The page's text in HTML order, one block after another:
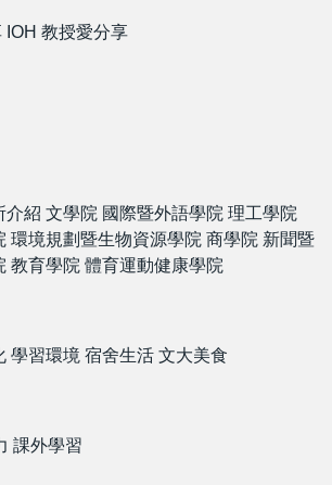
IOH 教授愛分享
介紹 文學院 國際暨外語學院 理工學院
環境規劃暨生物資源學院 商學院 新聞暨
教育學院 體育運動健康學院
學習環境 宿舍生活 文大美食
課外學習